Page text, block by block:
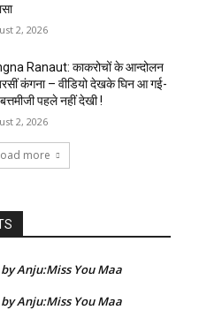
2, 2026
Ranaut: काकरोचों के आन्दोलन
कंगना – वीडियो देखके घिन आ गई-
पहले नहीं देखी !
2, 2026
more
Anju:Miss You Maa
Anju:Miss You Maa